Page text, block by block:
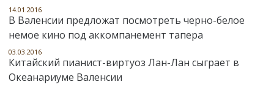
14.01.2016
В Валенсии предложат посмотреть черно-белое
немое кино под аккомпанемент тапера
03.03.2016
Китайский пианист-виртуоз Лан-Лан сыграет в
Океанариуме Валенсии